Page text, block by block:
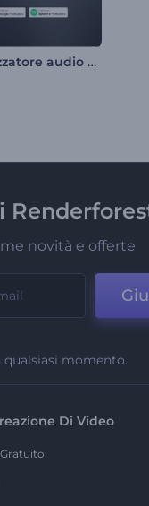
Visualizzatore audio per podcast
novità e offerte
momento.
Di Video